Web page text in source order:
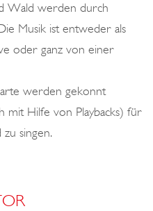
Wald werden durch
Musik ist entweder als
oder ganz von einer
werden gekonnt
mit Hilfe von Playbacks) für
singen.